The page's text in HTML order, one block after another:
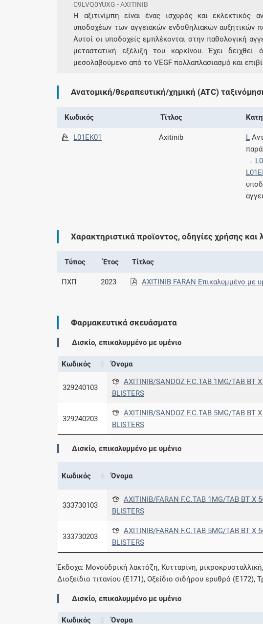
Μάθετε
Βρείτε
νόσους,
πορείας
C9LVQ0YUXG - AXITINIB
Η αξιτινίμπη είναι ένας ισχυρός και εκλεκτικός
υποδοχέων των αγγειακών ενδοθηλιακών αυξητικών
Αυτοί οι υποδοχείς εμπλέκονται στην παθολογική
μεταστατική εξέλιξη του καρκίνου. Έχει δειχθεί
μεσολαβούμενο από το VEGF πολλαπλασιασμό και
Ανατομική/θεραπευτική/χημική (ATC)
Κωδικός Τίτλος
L01EK01 Axitinib L
→
Χαρακτηριστικά προϊοντος, οδηγίες χρήσης και
Τύπος Έτος Τίτλος
ΠΧΠ 2023 AXITINIB FARAN Επικαλυμμένο με
Φαρμακευτικά σκευάσματα
Δισκίο, επικαλυμμένο με υμένιο
Κωδικός Όνομα
329240103
AXITINIB/SANDOZ F.C.TAB 1MG/TAB BT
BLISTERS
329240203
AXITINIB/SANDOZ F.C.TAB 5MG/TAB BT
BLISTERS
Δισκίο, επικαλυμμένο με υμένιο
Κωδικός Όνομα
333730103
AXITINIB/FARAN F.C.TAB 1MG/TAB BT X
BLISTERS
333730203
AXITINIB/FARAN F.C.TAB 5MG/TAB BT X
BLISTERS
Έκδοχα: Μονοϋδρική λακτόζη, Kυτταρίνη,
Διοξείδιο τιτανίου (E171), Οξείδιο σιδήρου ερυθρό (E172),
Δισκίο, επικαλυμμένο με υμένιο
Κωδικός Όνομα